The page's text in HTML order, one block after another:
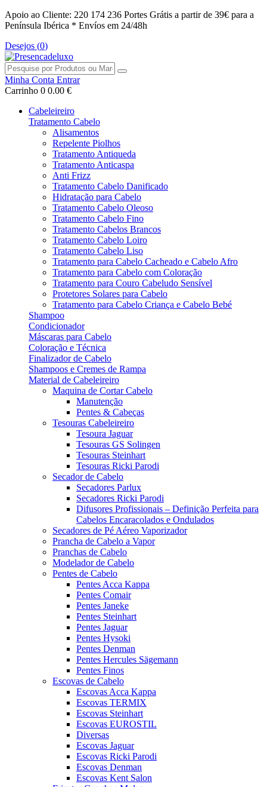
Apoio ao Cliente: 220 174 236 Portes Grátis a partir de 39€ para a
Península Ibérica * Envíos em 24/48h
Desejos (0)
Minha Conta Entrar
Carrinho 0 0.00 €
Cabeleireiro
Tratamento Cabelo
Alisamentos
Repelente Piolhos
Tratamento Antiqueda
Tratamento Anticaspa
Anti Frizz
Tratamento Cabelo Danificado
Hidratação para Cabelo
Tratamento Cabelo Oleoso
Tratamento Cabelo Fino
Tratamento Cabelos Brancos
Tratamento Cabelo Loiro
Tratamento Cabelo Liso
Tratamento para Cabelo Cacheado e Cabelo Afro
Tratamento para Cabelo com Coloração
Tratamento para Couro Cabeludo Sensível
Protetores Solares para Cabelo
Tratamento para Cabelo Criança e Cabelo Bebé
Shampoo
Condicionador
Máscaras para Cabelo
Coloração e Técnica
Finalizador de Cabelo
Shampoos e Cremes de Rampa
Material de Cabeleireiro
Maquina de Cortar Cabelo
Manutenção
Pentes & Cabeças
Tesouras Cabeleireiro
Tesoura Jaguar
Tesouras GS Solingen
Tesouras Steinhart
Tesouras Ricki Parodi
Secador de Cabelo
Secadores Parlux
Secadores Ricki Parodi
Difusores Profissionais – Definição Perfeita para
Cabelos Encaracolados e Ondulados
Secadores de Pé Aéreo Vaporizador
Prancha de Cabelo a Vapor
Pranchas de Cabelo
Modelador de Cabelo
Pentes de Cabelo
Pentes Acca Kappa
Pentes Comair
Pentes Janeke
Pentes Steinhart
Pentes Jaguar
Pentes Hysoki
Pentes Denman
Pentes Hercules Sägemann
Pentes Finos
Escovas de Cabelo
Escovas Acca Kappa
Escovas TERMIX
Escovas Steinhart
Escovas EUROSTIL
Diversas
Escovas Jaguar
Escovas Ricki Parodi
Escovas Denman
Escovas Kent Salon